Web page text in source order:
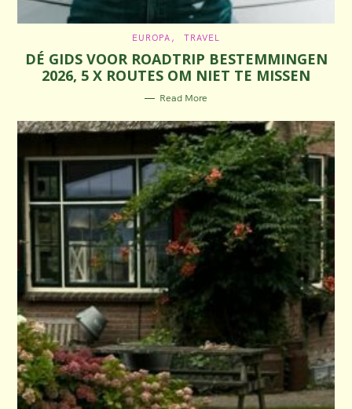
T
E
G
O
R
I
S
EUROPA TRAVEL
DÉ GIDS VOOR ROADTRIP BESTEMMINGEN
2026, 5 X ROUTES OM NIET TE MISSEN
Read More